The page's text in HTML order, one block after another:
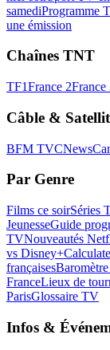
samediProgramme
une émission
Chaînes TNT
TF1France 2France
Câble &
BFM TVCNews
Par Genre
Films ce soirSéries
JeunesseGuide
TVNouveautés
vs Disney+
françaises
FranceLieux de
ParisGlossaire TV
Infos &